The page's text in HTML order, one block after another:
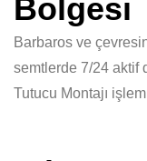
Bölgesi
Barbaros ve
semtlerde 7/24 aktif
Tutucu Montajı